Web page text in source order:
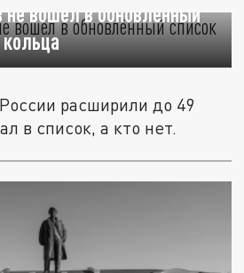
не вошёл в обновлённый
расширили до 49
в список, а кто нет.